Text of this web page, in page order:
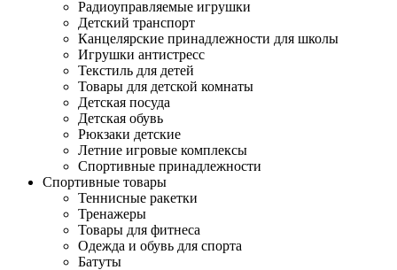
Радиоуправляемые игрушки
Детский транспорт
Канцелярские принадлежности для школы
Игрушки антистресс
Текстиль для детей
Товары для детской комнаты
Детская посуда
Детская обувь
Рюкзаки детские
Летние игровые комплексы
Спортивные принадлежности
Спортивные товары
Теннисные ракетки
Тренажеры
Товары для фитнеса
Одежда и обувь для спорта
Батуты